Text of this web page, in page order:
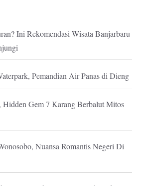
Ini Rekomendasi Wisata Banjarbaru
Pemandian Air Panas di Dieng
Hidden Gem 7 Karang Berbalut Mitos
Nuansa Romantis Negeri Di